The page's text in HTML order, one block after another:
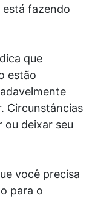
está fazendo
que
estão
Circunstâncias
deixar seu
você precisa
para o